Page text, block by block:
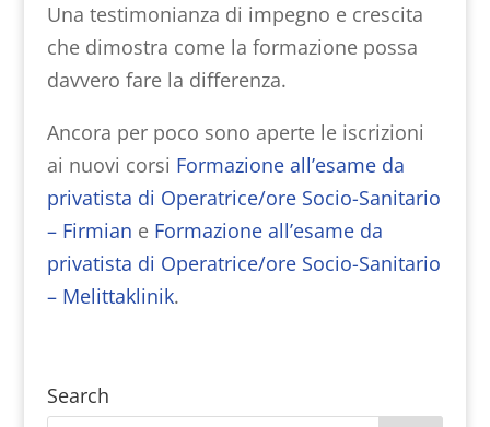
Una testimonianza di impegno e crescita
che dimostra come la formazione possa
davvero fare la differenza.
Ancora per poco sono aperte le iscrizioni
ai nuovi corsi Formazione all’esame da
privatista di Operatrice/ore Socio-Sanitario
– Firmian e Formazione all’esame da
privatista di Operatrice/ore Socio-Sanitario
– Melittaklinik.
Search